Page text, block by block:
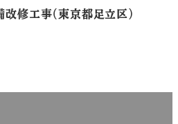
修工事（東京都足立区）